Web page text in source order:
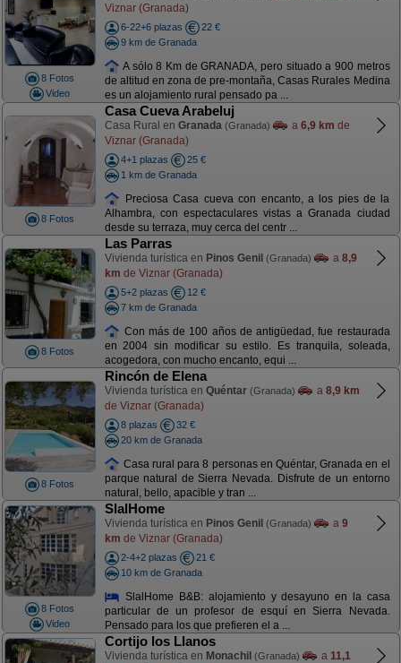
8 Fotos
Video
Viznar (Granada)
6-22+6 plazas
22 €
9 km de Granada
A sólo 8 Km de GRANADA, pero situado a 900 metros
de altitud en zona de pre-montaña, Casas Rurales Medina
es un alojamiento rural pensado pa ...
8 Fotos
Casa Cueva Arabeluj
Casa Rural en Granada (Granada) a 6,9 km de
Viznar (Granada)
4+1 plazas
25 €
1 km de Granada
Preciosa Casa cueva con encanto, a los pies de la
Alhambra, con espectaculares vistas a Granada ciudad
desde su terraza, muy cerca del centr ...
8 Fotos
Las Parras
Vivienda turística en Pinos Genil (Granada) a 8,9
km de Viznar (Granada)
5+2 plazas
12 €
7 km de Granada
Con más de 100 años de antigüedad, fue restaurada
en 2004 sin modificar su estilo. Es tranquila, soleada,
acogedora, con mucho encanto, equi ...
8 Fotos
Rincón de Elena
Vivienda turística en Quéntar (Granada) a 8,9 km
de Viznar (Granada)
8 plazas
32 €
20 km de Granada
Casa rural para 8 personas en Quéntar, Granada en el
parque natural de Sierra Nevada. Disfrute de un entorno
natural, bello, apacible y tran ...
8 Fotos
Video
SlalHome
Vivienda turística en Pinos Genil (Granada) a 9
km de Viznar (Granada)
2-4+2 plazas
21 €
10 km de Granada
SlalHome B&B: alojamiento y desayuno en la casa
particular de un profesor de esquí en Sierra Nevada.
Pensado para los que prefieren el a ...
Cortijo los Llanos
Vivienda turística en Monachil (Granada) a 11,1